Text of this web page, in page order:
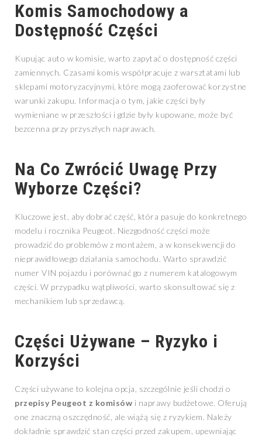
Komis Samochodowy a
Dostępność Części
Kupując auto w komisie, warto zapytać o dostępność części
zamiennych. Czasami komis współpracuje z warsztatami lub
sklepami motoryzacyjnymi, które mogą zaoferować korzystne
warunki zakupu. Informacja o tym, jakie części były
wymieniane w przeszłości i gdzie były kupowane, może być
bezcenna przy przyszłych naprawach.
Na Co Zwrócić Uwagę Przy
Wyborze Części?
Kluczowe jest, aby dobrać część, która pasuje do konkretnego
modelu i rocznika Peugeot. Niezgodność części może
prowadzić do problemów z montażem, a w konsekwencji do
nieprawidłowego działania samochodu. Warto sprawdzić
numer VIN pojazdu i porównać go z numerem katalogowym
części. W przypadku wątpliwości, warto skonsultować się z
mechanikiem lub sprzedawcą.
Części Używane – Ryzyko i
Korzyści
Części używane to kolejna opcja, szczególnie jeśli chodzi o
przepisy Peugeot z komisów i naprawy budżetowe. Oferują
one znaczną oszczędność, ale wiążą się z ryzykiem. Należy
dokładnie sprawdzić stan części przed zakupem, upewniając